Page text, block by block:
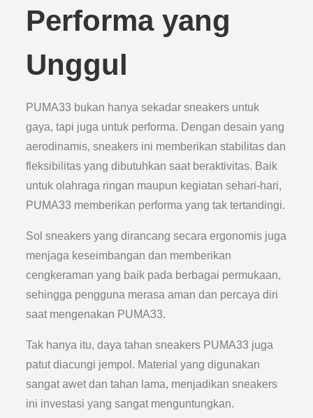
Performa yang
Unggul
PUMA33 bukan hanya sekadar sneakers untuk
gaya, tapi juga untuk performa. Dengan desain yang
aerodinamis, sneakers ini memberikan stabilitas dan
fleksibilitas yang dibutuhkan saat beraktivitas. Baik
untuk olahraga ringan maupun kegiatan sehari-hari,
PUMA33 memberikan performa yang tak tertandingi.
Sol sneakers yang dirancang secara ergonomis juga
menjaga keseimbangan dan memberikan
cengkeraman yang baik pada berbagai permukaan,
sehingga pengguna merasa aman dan percaya diri
saat mengenakan PUMA33.
Tak hanya itu, daya tahan sneakers PUMA33 juga
patut diacungi jempol. Material yang digunakan
sangat awet dan tahan lama, menjadikan sneakers
ini investasi yang sangat menguntungkan.